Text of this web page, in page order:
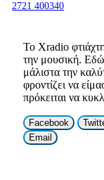
2721 400340
To Xradio
την μουσική.
μάλιστα την
φροντίζει να
πρόκειται να
Facebook
Email